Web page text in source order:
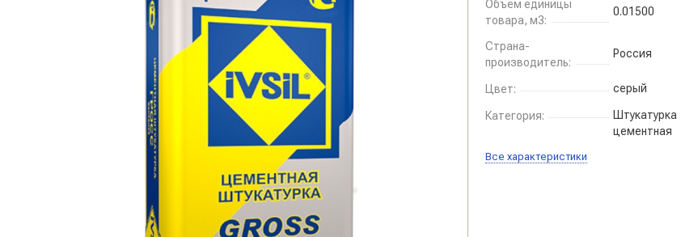
Объем единицы
товара, м3:
0.01500
Страна-
производитель:
Россия
Цвет: серый
Категория:
Штукатурка
цементная
Все характеристики